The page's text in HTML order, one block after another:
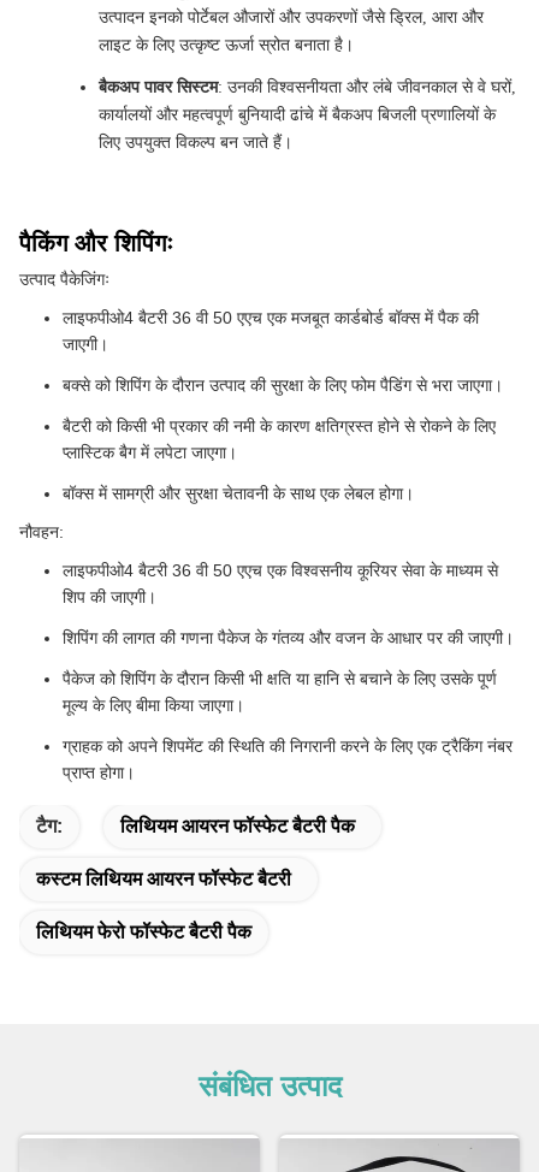
उत्पादन इनको पोर्टेबल औजारों और उपकरणों जैसे ड्रिल, आरा और
लाइट के लिए उत्कृष्ट ऊर्जा स्रोत बनाता है।
बैकअप पावर सिस्टम: उनकी विश्वसनीयता और लंबे जीवनकाल से वे घरों,
कार्यालयों और महत्वपूर्ण बुनियादी ढांचे में बैकअप बिजली प्रणालियों के
लिए उपयुक्त विकल्प बन जाते हैं।
पैकिंग और शिपिंगः
उत्पाद पैकेजिंगः
लाइफपीओ4 बैटरी 36 वी 50 एएच एक मजबूत कार्डबोर्ड बॉक्स में पैक की
जाएगी।
बक्से को शिपिंग के दौरान उत्पाद की सुरक्षा के लिए फोम पैडिंग से भरा जाएगा।
बैटरी को किसी भी प्रकार की नमी के कारण क्षतिग्रस्त होने से रोकने के लिए
प्लास्टिक बैग में लपेटा जाएगा।
बॉक्स में सामग्री और सुरक्षा चेतावनी के साथ एक लेबल होगा।
नौवहन:
लाइफपीओ4 बैटरी 36 वी 50 एएच एक विश्वसनीय कूरियर सेवा के माध्यम से
शिप की जाएगी।
शिपिंग की लागत की गणना पैकेज के गंतव्य और वजन के आधार पर की जाएगी।
पैकेज को शिपिंग के दौरान किसी भी क्षति या हानि से बचाने के लिए उसके पूर्ण
मूल्य के लिए बीमा किया जाएगा।
ग्राहक को अपने शिपमेंट की स्थिति की निगरानी करने के लिए एक ट्रैकिंग नंबर
प्राप्त होगा।
टैग: लिथियम आयरन फॉस्फेट बैटरी पैक
कस्टम लिथियम आयरन फॉस्फेट बैटरी
लिथियम फेरो फॉस्फेट बैटरी पैक
संबंधित उत्पाद